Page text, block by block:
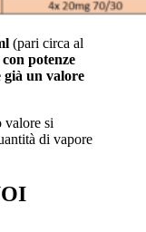
(pari circa al
con potenze
già un valore
valore si
di vapore